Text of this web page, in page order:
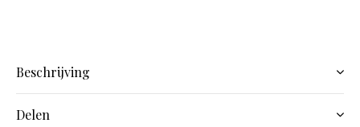
Beschrijving
Delen